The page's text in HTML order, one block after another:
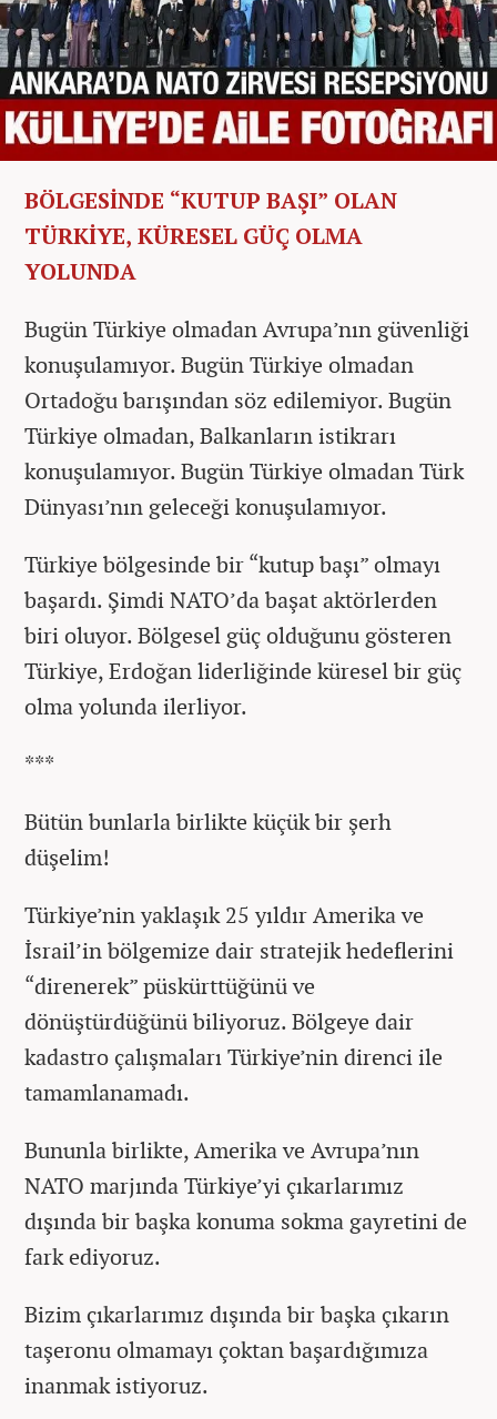
BÖLGESİNDE “KUTUP BAŞI” OLAN
TÜRKİYE, KÜRESEL GÜÇ OLMA
YOLUNDA
Bugün Türkiye olmadan Avrupa’nın güvenliği
konuşulamıyor. Bugün Türkiye olmadan
Ortadoğu barışından söz edilemiyor. Bugün
Türkiye olmadan, Balkanların istikrarı
konuşulamıyor. Bugün Türkiye olmadan Türk
Dünyası’nın geleceği konuşulamıyor.
Türkiye bölgesinde bir “kutup başı” olmayı
başardı. Şimdi NATO’da başat aktörlerden
biri oluyor. Bölgesel güç olduğunu gösteren
Türkiye, Erdoğan liderliğinde küresel bir güç
olma yolunda ilerliyor.
***
Bütün bunlarla birlikte küçük bir şerh
düşelim!
Türkiye’nin yaklaşık 25 yıldır Amerika ve
İsrail’in bölgemize dair stratejik hedeflerini
“direnerek” püskürttüğünü ve
dönüştürdüğünü biliyoruz. Bölgeye dair
kadastro çalışmaları Türkiye’nin direnci ile
tamamlanamadı.
Bununla birlikte, Amerika ve Avrupa’nın
NATO marjında Türkiye’yi çıkarlarımız
dışında bir başka konuma sokma gayretini de
fark ediyoruz.
Bizim çıkarlarımız dışında bir başka çıkarın
taşeronu olmamayı çoktan başardığımıza
inanmak istiyoruz.